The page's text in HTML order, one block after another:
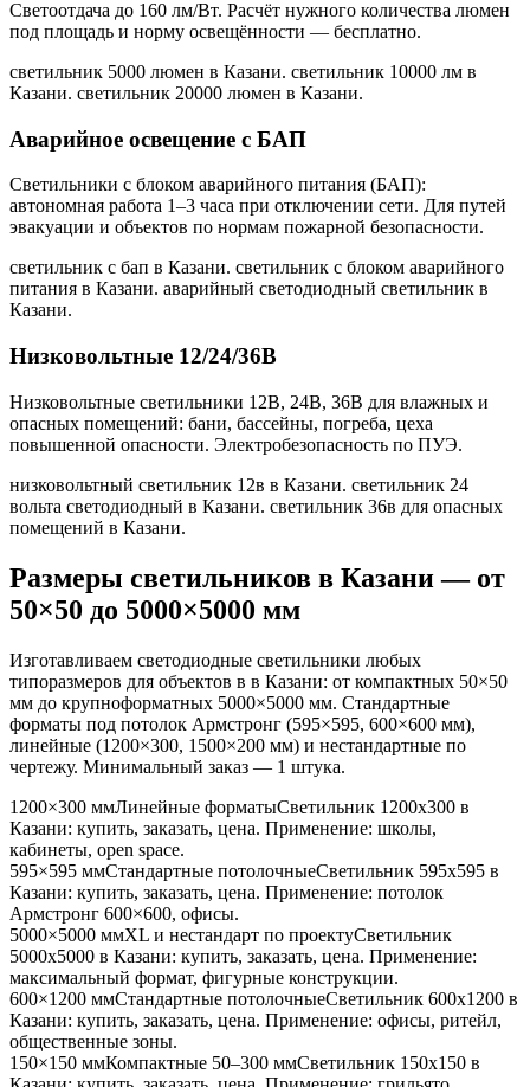
Светоотдача до 160 лм/Вт. Расчёт нужного количества люмен
под площадь и норму освещённости — бесплатно.
светильник 5000 люмен в Казани. светильник 10000 лм в
Казани. светильник 20000 люмен в Казани.
Аварийное освещение с БАП
Светильники с блоком аварийного питания (БАП):
автономная работа 1–3 часа при отключении сети. Для путей
эвакуации и объектов по нормам пожарной безопасности.
светильник с бап в Казани. светильник с блоком аварийного
питания в Казани. аварийный светодиодный светильник в
Казани.
Низковольтные 12/24/36В
Низковольтные светильники 12В, 24В, 36В для влажных и
опасных помещений: бани, бассейны, погреба, цеха
повышенной опасности. Электробезопасность по ПУЭ.
низковольтный светильник 12в в Казани. светильник 24
вольта светодиодный в Казани. светильник 36в для опасных
помещений в Казани.
Размеры светильников в Казани— от
50×50 до 5000×5000 мм
Изготавливаем светодиодные светильники любых
типоразмеров для объектов в в Казани: от компактных 50×50
мм до крупноформатных 5000×5000 мм. Стандартные
форматы под потолок Армстронг (595×595, 600×600 мм),
линейные (1200×300, 1500×200 мм) и нестандартные по
чертежу. Минимальный заказ — 1 штука.
1200×300 ммЛинейные форматыСветильник 1200x300 в
Казани: купить, заказать, цена. Применение: школы,
кабинеты, open space.
595×595 ммСтандартные потолочныеСветильник 595x595 в
Казани: купить, заказать, цена. Применение: потолок
Армстронг 600×600, офисы.
5000×5000 ммXL и нестандарт по проектуСветильник
5000x5000 в Казани: купить, заказать, цена. Применение:
максимальный формат, фигурные конструкции.
600×1200 ммСтандартные потолочныеСветильник 600x1200 в
Казани: купить, заказать, цена. Применение: офисы, ритейл,
общественные зоны.
150×150 ммКомпактные 50–300 ммСветильник 150x150 в